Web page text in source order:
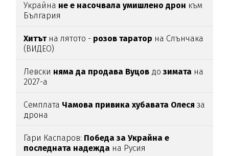
Украйна не е насочвала умишлено дрон към
България
Хитътна лятото - розов таратор на Слънчака
(ВИДЕО)
Левски няма да продава Вуцов дозимата на
2027-а
Семплата Чамова привика хубавата Олеся за
дрона
Гари Каспаров: Победа за Украйна е
последната надежда на Русия